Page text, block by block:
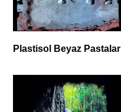
Plastisol Beyaz Pastalar